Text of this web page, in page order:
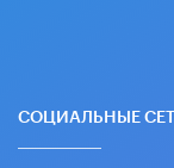
СОЦИАЛЬНЫЕ